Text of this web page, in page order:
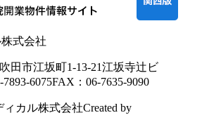
式会社
田市江坂町1-13-21江坂寺辻ビ
6075FAX：06-7635-9090
ィカル株式会社Created by